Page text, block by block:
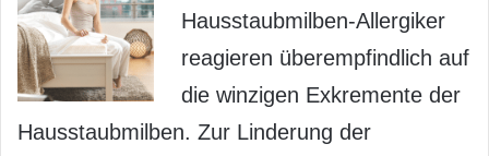
Hausstaubmilben-Allergiker
reagieren überempfindlich auf
die winzigen Exkremente der
Hausstaubmilben. Zur Linderung der